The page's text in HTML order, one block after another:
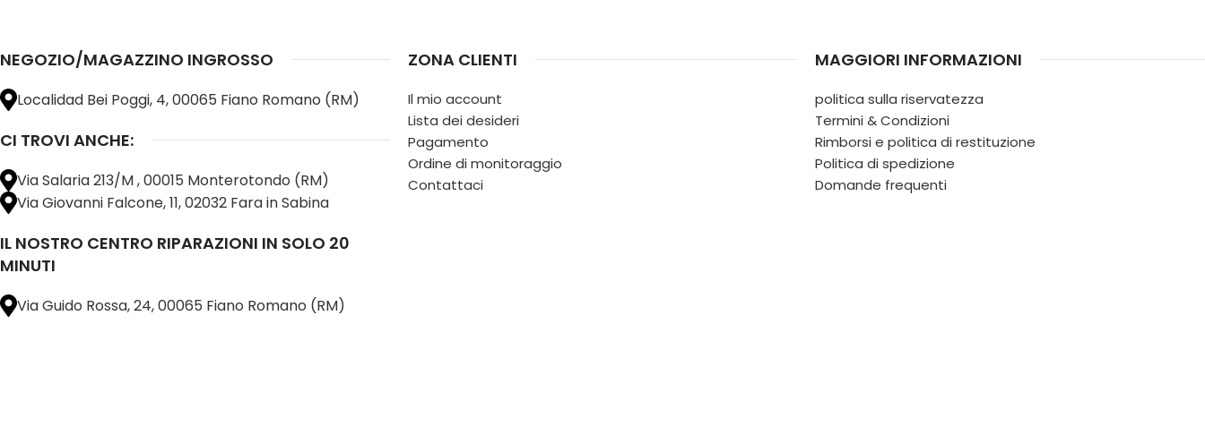
NEGOZIO/MAGAZZINO INGROSSO
Localidad Bei Poggi, 4, 00065 Fiano Romano (RM)
CI TROVI ANCHE:
Via Salaria 213/M , 00015 Monterotondo (RM)
Via Giovanni Falcone, 11, 02032 Fara in Sabina
IL NOSTRO CENTRO RIPARAZIONI IN SOLO 20
MINUTI
Via Guido Rossa, 24, 00065 Fiano Romano (RM)
ZONA CLIENTI
Il mio account
Lista dei desideri
Pagamento
Ordine di monitoraggio
Contattaci
MAGGIORI INFORMAZIONI
politica sulla riservatezza
Termini & Condizioni
Rimborsi e politica di restituzione
Politica di spedizione
Domande frequenti